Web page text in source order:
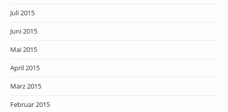
Juli 2015
Juni 2015
Mai 2015
April 2015
März 2015
Februar 2015